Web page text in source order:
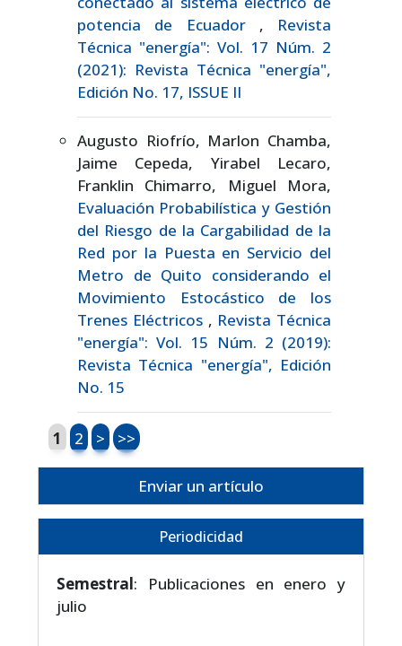
potencia de Ecuador , Revista
Técnica "energía": Vol. 17 Núm. 2
(2021): Revista Técnica "energía",
Edición No. 17, ISSUE II
Augusto Riofrío, Marlon Chamba,
Jaime Cepeda, Yirabel Lecaro,
Franklin Chimarro, Miguel Mora,
Evaluación Probabilística y Gestión
del Riesgo de la Cargabilidad de la
Red por la Puesta en Servicio del
Metro de Quito considerando el
Movimiento Estocástico de los
Trenes Eléctricos , Revista Técnica
"energía": Vol. 15 Núm. 2 (2019):
Revista Técnica "energía", Edición
No. 15
1 2 > >>
Enviar un artículo
Periodicidad
Semestral: Publicaciones en enero y
julio